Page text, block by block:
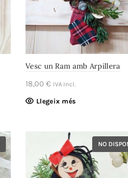
Vesc un Ram amb Arpillera
18,00 € IVA Incl.
Llegeix més
NO